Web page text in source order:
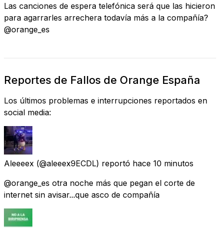
Las canciones de espera telefónica será que las hicieron
para agarrarles arrechera todavía más a la compañía?
@orange_es
Reportes de Fallos de Orange España
Los últimos problemas e interrupciones reportados en
social media:
Aleeeex (@aleeex9ECDL) reportó hace 10 minutos
@orange_es otra noche más que pegan el corte de
internet sin avisar...que asco de compañía